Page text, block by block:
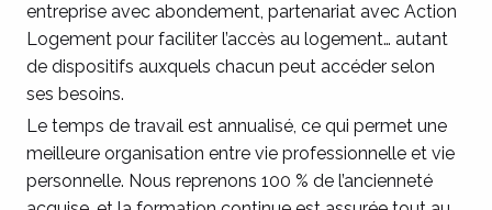
entreprise avec abondement, partenariat avec Action
Logement pour faciliter l’accès au logement… autant
de dispositifs auxquels chacun peut accéder selon
ses besoins.
Le temps de travail est annualisé, ce qui permet une
meilleure organisation entre vie professionnelle et vie
personnelle. Nous reprenons 100 % de l’ancienneté